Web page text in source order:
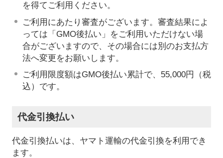
を得てご利用ください。
ご利用にあたり審査がございます。審査結果によ
っては「GMO後払い」をご利用いただけない場
合がございますので、その場合には別のお支払方
法へ変更をお願いします。
ご利用限度額はGMO後払い累計で、55,000円（税
込）です。
代金引換払い
代金引換払いは、ヤマト運輸の代金引換を利用でき
ます。